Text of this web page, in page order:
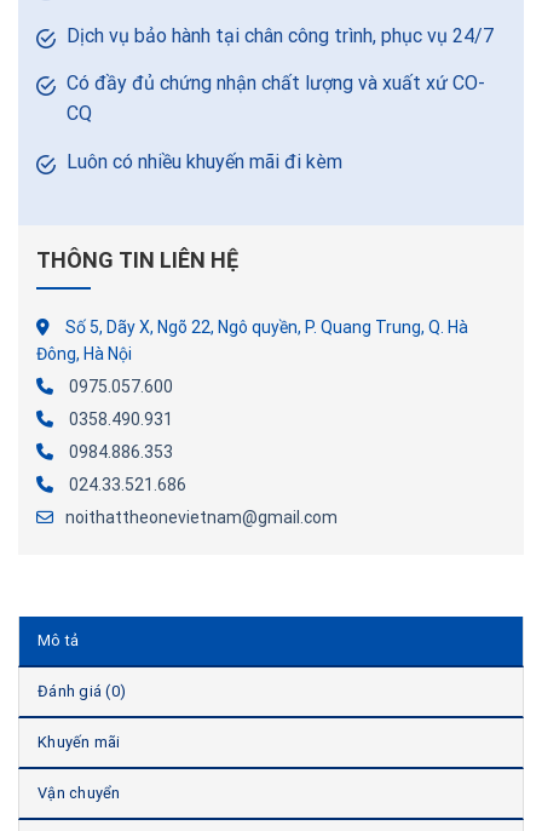
Dịch vụ bảo hành tại chân công trình, phục vụ 24/7
Có đầy đủ chứng nhận chất lượng và xuất xứ CO-
CQ
Luôn có nhiều khuyến mãi đi kèm
THÔNG TIN LIÊN HỆ
Số 5, Dãy X, Ngõ 22, Ngô quyền, P. Quang Trung, Q. Hà
Đông, Hà Nội
0975.057.600
0358.490.931
0984.886.353
024.33.521.686
noithattheonevietnam@gmail.com
Mô tả
Đánh giá (0)
Khuyến mãi
Vận chuyển